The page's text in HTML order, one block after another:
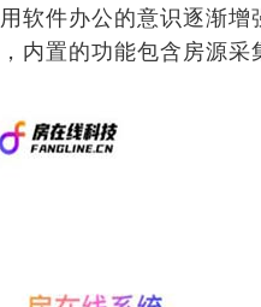
软件办公的意识逐渐
内置的功能包含房源